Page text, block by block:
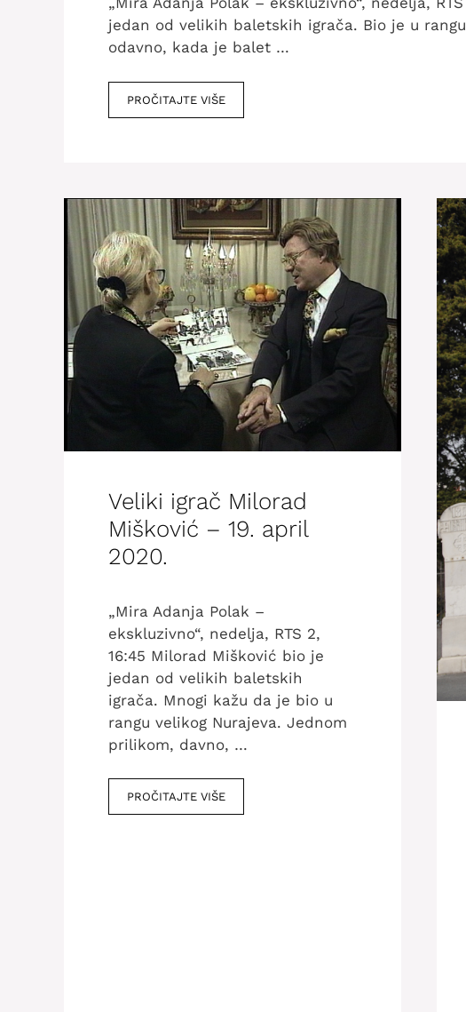
jedan od velikih baletskih igrača. Bio je u
odavno, kada je balet …
PROČITAJTE VIŠE
Veliki igrač Milorad
Mišković – 19. april
2020.
„Mira Adanja Polak –
ekskluzivno“, nedelja, RTS 2,
16:45 Milorad Mišković bio je
jedan od velikih baletskih
igrača. Mnogi kažu da je bio u
rangu velikog Nurajeva. Jednom
prilikom, davno, …
PROČITAJTE VIŠE